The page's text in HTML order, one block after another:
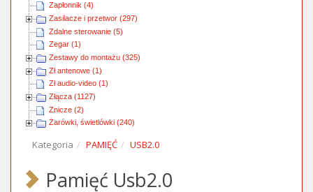
Zapłonnik (4)
Zasilacze i przetwor (297)
Zdalne sterowanie (5)
Zegar (1)
Zestawy do montażu (325)
Zł antenowe (1)
Zł audio-video (1)
Złącza (1127)
Znicze (2)
Żarówki, świetlówki (240)
Kategoria PAMIĘĆ USB2.0
Pamięć Usb2.0